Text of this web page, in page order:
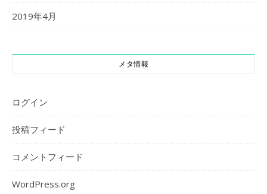
2019年4月
メタ情報
ログイン
投稿フィード
コメントフィード
WordPress.org